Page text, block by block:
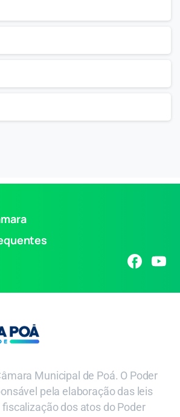
Municipal de Poá. O Poder
pela elaboração das leis
dos atos do Poder